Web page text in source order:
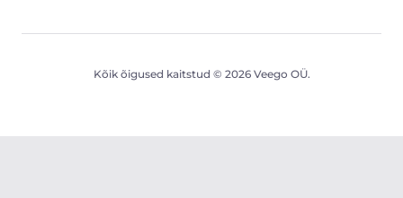
Kõik õigused kaitstud © 2026 Veego OÜ.